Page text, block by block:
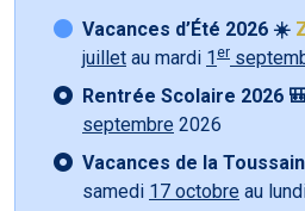
Vacances d’Été 2026 ☀️
juillet au mardi 1 er
Rentrée Scolaire 2026
septembre 2026
Vacances de la
samedi 17 octobre au